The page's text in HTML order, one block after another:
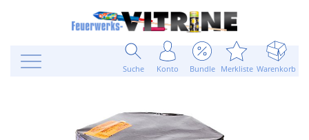
Suche Konto Bundle Merkliste Warenkorb